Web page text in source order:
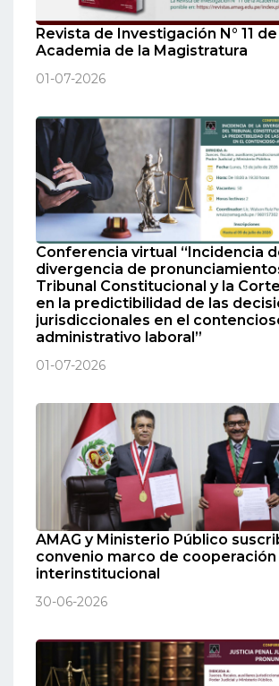
Revista de Investigación N° 11 de
Academia de la Magistratura
01-07-2026
Conferencia virtual “Incidencia
divergencia de
Tribunal Constitucional y la
en la predictibilidad de las
jurisdiccionales en el
administrativo laboral”
01-07-2026
AMAG y Ministerio Público
convenio marco de cooperación
interinstitucional
30-06-2026